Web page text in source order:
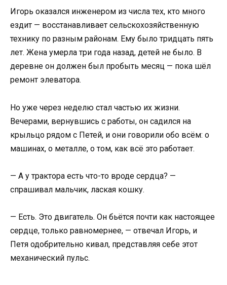
Игорь оказался инженером из числа тех, кто много
ездит — восстанавливает сельскохозяйственную
технику по разным районам. Ему было тридцать пять
лет. Жена умерла три года назад, детей не было. В
деревне он должен был пробыть месяц — пока шёл
ремонт элеватора.
Но уже через неделю стал частью их жизни.
Вечерами, вернувшись с работы, он садился на
крыльцо рядом с Петей, и они говорили обо всём: о
машинах, о металле, о том, как всё это работает.
— А у трактора есть что-то вроде сердца? —
спрашивал мальчик, лаская кошку.
— Есть. Это двигатель. Он бьётся почти как настоящее
сердце, только равномернее, — отвечал Игорь, и
Петя одобрительно кивал, представляя себе этот
механический пульс.